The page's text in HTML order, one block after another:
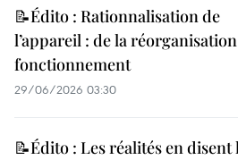
📝Édito : Rationnalisation de
l’appareil : de la
fonctionnement
29/06/2026 03:30
📝Édito : Les réalités en disent